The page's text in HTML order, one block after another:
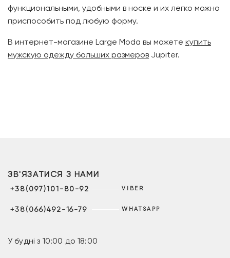
функциональными, удобными в носке и их легко можно
приспособить под любую форму.
В интернет-магазине Large Moda вы можете купить
мужскую одежду больших размеров Jupiter.
ЗВ'ЯЗАТИСЯ З НАМИ
+38(097)101-80-92 VIBER
+38(066)492-16-79 WHATSAPP
У будні з 10:00 до 18:00